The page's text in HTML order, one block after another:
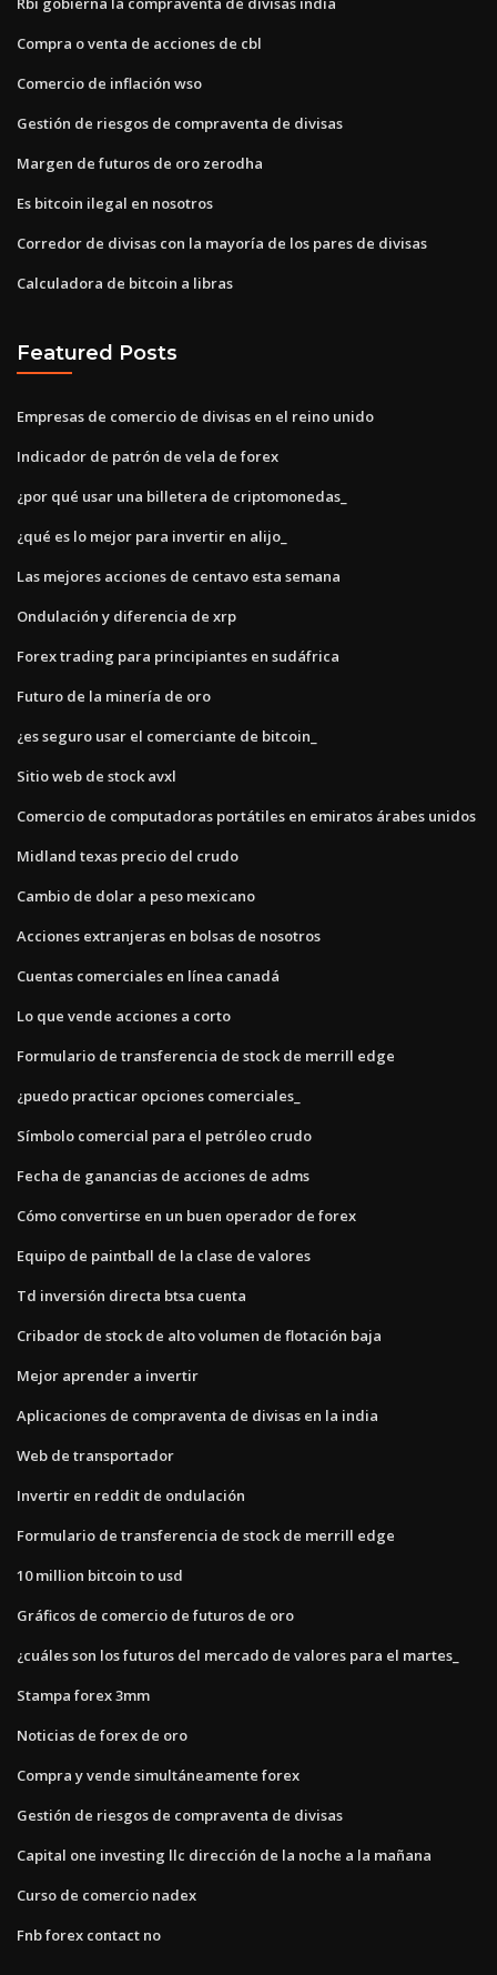
Compra o venta de acciones de cbl
Comercio de inflación wso
Gestión de riesgos de compraventa de divisas
Margen de futuros de oro zerodha
Es bitcoin ilegal en nosotros
Corredor de divisas con la mayoría de los pares de divisas
Calculadora de bitcoin a libras
Featured Posts
Empresas de comercio de divisas en el reino unido
Indicador de patrón de vela de forex
¿por qué usar una billetera de criptomonedas_
¿qué es lo mejor para invertir en alijo_
Las mejores acciones de centavo esta semana
Ondulación y diferencia de xrp
Forex trading para principiantes en sudáfrica
Futuro de la minería de oro
¿es seguro usar el comerciante de bitcoin_
Sitio web de stock avxl
Comercio de computadoras portátiles en emiratos árabes unidos
Midland texas precio del crudo
Cambio de dolar a peso mexicano
Acciones extranjeras en bolsas de nosotros
Cuentas comerciales en línea canadá
Lo que vende acciones a corto
Formulario de transferencia de stock de merrill edge
¿puedo practicar opciones comerciales_
Símbolo comercial para el petróleo crudo
Fecha de ganancias de acciones de adms
Cómo convertirse en un buen operador de forex
Equipo de paintball de la clase de valores
Td inversión directa btsa cuenta
Cribador de stock de alto volumen de flotación baja
Mejor aprender a invertir
Aplicaciones de compraventa de divisas en la india
Web de transportador
Invertir en reddit de ondulación
Formulario de transferencia de stock de merrill edge
10 million bitcoin to usd
Gráficos de comercio de futuros de oro
¿cuáles son los futuros del mercado de valores para el martes_
Stampa forex 3mm
Noticias de forex de oro
Compra y vende simultáneamente forex
Gestión de riesgos de compraventa de divisas
Capital one investing llc dirección de la noche a la mañana
Curso de comercio nadex
Fnb forex contact no